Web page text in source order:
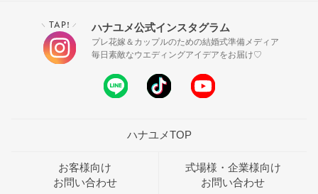
＼ TAP! ／ ハナユメ公式インスタグラム
プレ花嫁＆カップルのための結婚式準備メディア
毎日素敵なウエディングアイデアをお届け♡
ハナユメTOP
お客様向け
お問い合わせ
式場様・企業様向け
お問い合わせ